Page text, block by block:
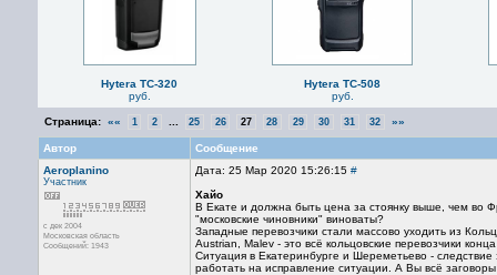
Hytera TC-320
руб.
Hytera TC-508
руб.
Страница: «« 1 2 25 26 27 28 29 30 31 32 »»
Автор
Сообщение
Aeroplanino
Участник
с дек 2004
Московская область
Сообщений: 1943
Дата: 25 Мар 2020 15:26:15 #
Хайо
В Екате и должна быть цена за стоянку выше, чем во
"московские чиновники" виноваты?
Западные перевозчики стали массово уходить из
Austrian, Malev - это всё кольцовские перевозчики
Ситуация в Екатеринбурге и Шереметьево -
работать на исправление ситуации. А Вы всё